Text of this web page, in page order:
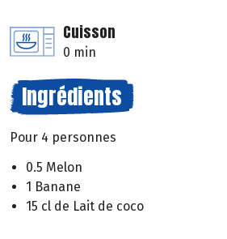
Cuisson
0 min
Ingrédients
Pour 4 personnes
0.5 Melon
1 Banane
15 cl de Lait de coco